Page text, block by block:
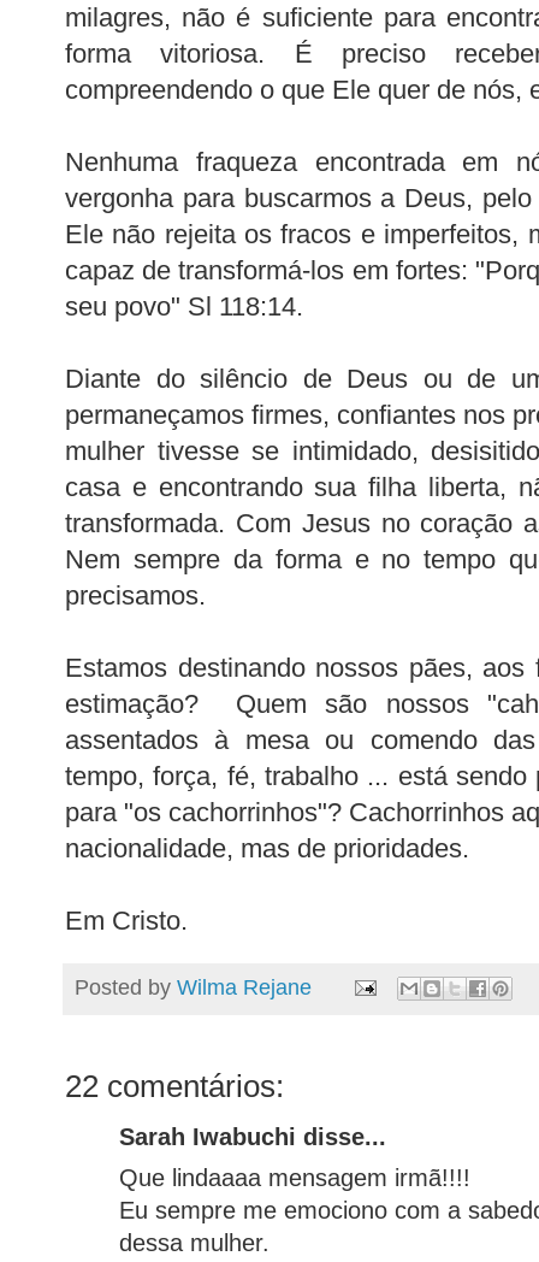
milagres, não é suficiente para
forma vitoriosa. É preciso
compreendendo o que Ele quer de nós,
Nenhuma fraqueza encontrada em
vergonha para buscarmos a Deus,
Ele não rejeita os fracos e imperfeitos,
capaz de transformá-los em fortes:
seu povo" Sl 118:14.
Diante do silêncio de Deus ou de
permaneçamos firmes, confiantes nos
mulher tivesse se intimidado,
casa e encontrando sua filha liberta,
transformada. Com Jesus no coração
Nem sempre da forma e no tempo
precisamos.
Estamos destinando nossos pães,
estimação? Quem são nossos
assentados à mesa ou comendo
tempo, força, fé, trabalho ... está
para "os cachorrinhos"? Cachorrinhos
nacionalidade, mas de prioridades.
Em Cristo.
Posted by Wilma Rejane
22 comentários:
Sarah Iwabuchi disse...
Que lindaaaa mensagem irmã!!!!
Eu sempre me emociono com a
dessa mulher.